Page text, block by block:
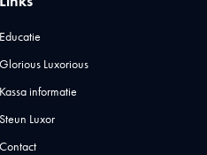
Educatie
Glorious Luxorious
Kassa informatie
Steun Luxor
Contact